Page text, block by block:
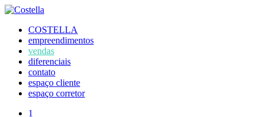
COSTELLA
empreendimentos
vendas
diferenciais
contato
espaço cliente
espaço corretor
1